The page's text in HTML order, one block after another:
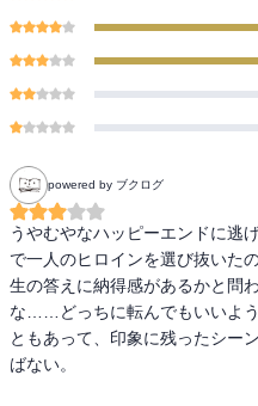
powered by ブクログ
うやむやなハッピーエンドに逃
で一人のヒロインを選び抜いた
生の答えに納得感があるかと問
な……どっちに転んでもいいよ
ともあって、印象に残ったシー
ばない。